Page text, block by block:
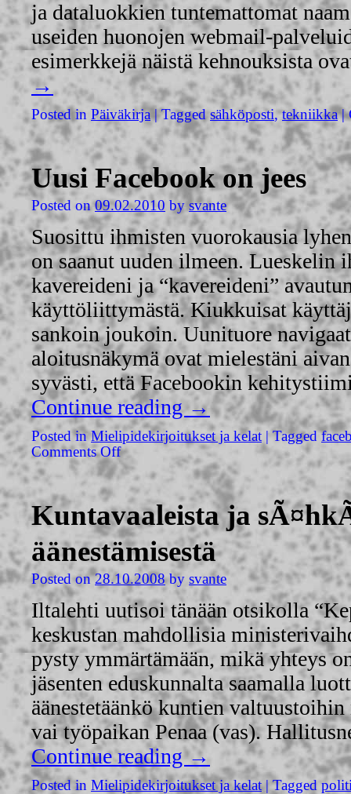
ja dataluokkien tuntemattomat
useiden huonojen webmail-
esimerkkejä näistä kehnouksista
→
Posted in Päiväkirja | Tagged sähköposti,tekniikka |
Uusi Facebook on jees
Posted on 09.02.2010 by svante
Suosittu ihmisten vuorokausia
on saanut uuden ilmeen. Lueskelin
kavereideni ja “kavereideni”
käyttöliittymästä. Kiukkuisat
sankoin joukoin. Uunituore
aloitusnäkymä ovat mielestäni
syvästi, että Facebookin
Continue reading→
Posted in Mielipidekirjoitukset ja kelat | Tagged
Comments Off
Kuntavaaleista ja
äänestämisestä
Posted on 28.10.2008 by svante
Iltalehti uutisoi tänään otsikolla
keskustan mahdollisia
pysty ymmärtämään, mikä yhteys
jäsenten eduskunnalta saamalla
äänestetäänkö kuntien
vai työpaikan Penaa (vas).
Continue reading→
Posted in Mielipidekirjoitukset ja kelat | Tagged